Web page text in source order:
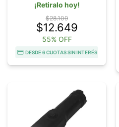
¡Retiralo hoy!
$28.109
$12.649
55% OFF
DESDE 6 CUOTAS SIN INTERÉS